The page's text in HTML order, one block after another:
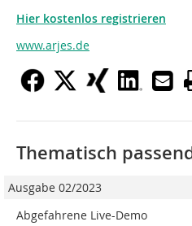
Hier kostenlos registrieren
www.arjes.de
Thematisch
Ausgabe 02/2023
Abgefahrene Live-Demo